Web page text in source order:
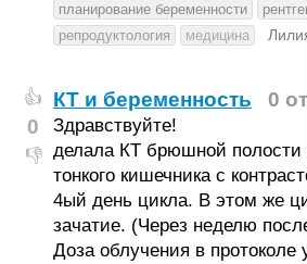
планирование беременности
репродуктология
медицина
👍
0
👎
КТ и беременность 0
Здравствуйте!
делала КТ брюшной полости
тонкого кишечника с
4ый день цикла. В этом же
зачатие. (Через неделю
Доза облучения в протоколе